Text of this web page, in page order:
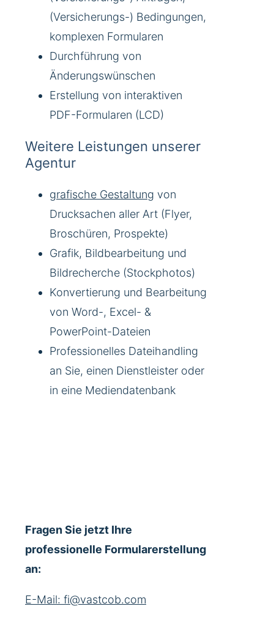
(Versicherungs-) Bedingungen,
komplexen Formularen
Durchführung von
Änderungswünschen
Erstellung von interaktiven
PDF-Formularen (LCD)
Weitere Leistungen unserer
Agentur
grafische Gestaltung von
Drucksachen aller Art (Flyer,
Broschüren, Prospekte)
Grafik, Bildbearbeitung und
Bildrecherche (Stockphotos)
Konvertierung und Bearbeitung
von Word-, Excel- &
PowerPoint-Dateien
Professionelles Dateihandling
an Sie, einen Dienstleister oder
in eine Mediendatenbank
Fragen Sie jetzt Ihre
professionelle Formularerstellung
an:
E-Mail: fi@vastcob.com